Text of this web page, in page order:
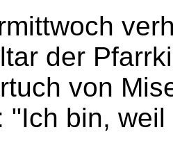
der
von
"Ich bin,